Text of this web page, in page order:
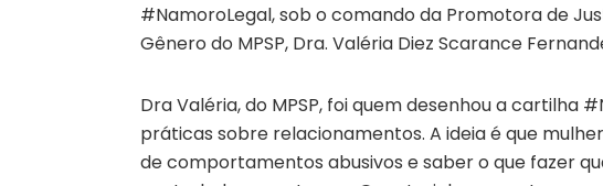
#NamoroLegal, sob o comando da Promotora de
Gênero do MPSP, Dra. Valéria Diez Scarance
Dra Valéria, do MPSP, foi quem desenhou a cartilha
práticas sobre relacionamentos. A ideia é que
de comportamentos abusivos e saber o que fazer